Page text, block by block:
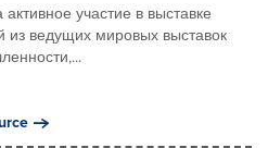
участие в выставке
из ведущих мировых выставок